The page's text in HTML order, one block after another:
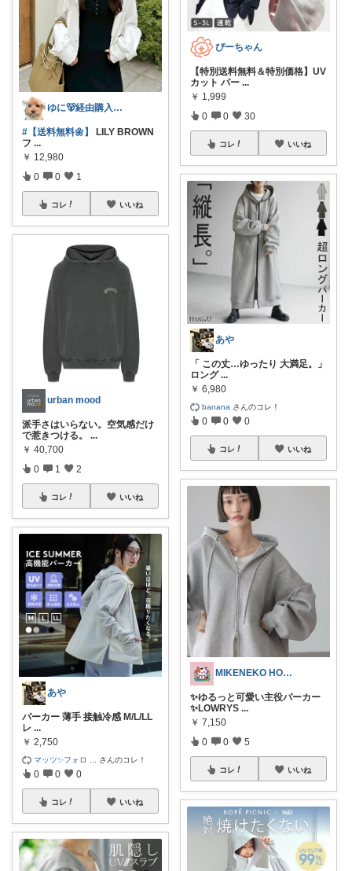
ゆに🐻経由購入ありがとうございます💖
#【送料無料🌼】
LILY BROWN
フ ...
￥ 12,980
0 0 1
コレ いいね
urban mood
派手さはいらない。空気感だけ
で惹きつける。
...
￥ 40,700
0 1 2
コレ いいね
あや
パーカー 薄手 接触冷感 M/L/LL
レ ...
￥ 2,750
マッツ✨フォロ さんのコレ！
0 0 0
コレ いいね
ぴーちゃん
【特別送料無料＆特別価格】UV
カット パー ...
￥ 1,999
0 0 30
コレ いいね
あや
「 この丈…ゆったり 大満足。」
ロング...
￥ 6,980
banana さんのコレ！
0 0 0
コレ いいね
MIKENEKO HOUSE
✨ゆるっと可愛い主役パーカー
✨LOWRYS ...
￥ 7,150
0 0 5
コレ いいね